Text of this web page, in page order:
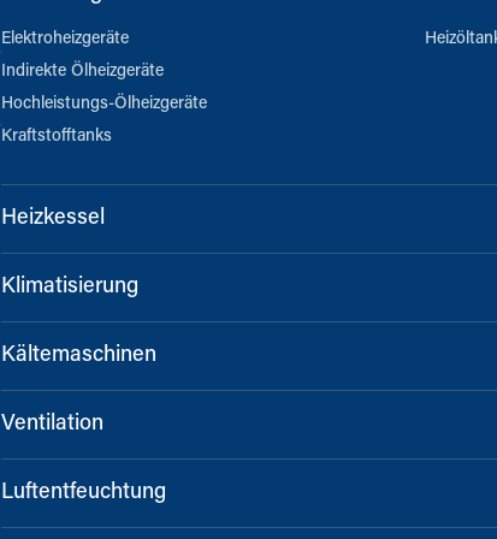
Elektroheizgeräte
Indirekte Ölheizgeräte
Hochleistungs-Ölheizgeräte
Kraftstofftanks
Heizkessel
Klimatisierung
Kältemaschinen
Ventilation
Luftentfeuchtung